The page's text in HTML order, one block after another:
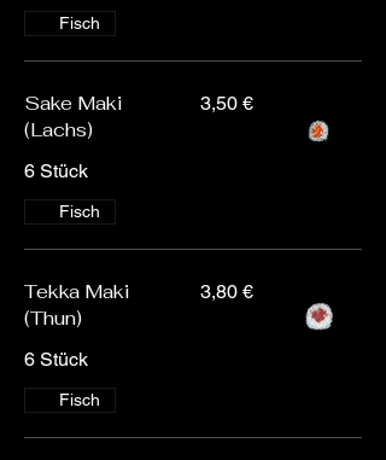
Fisch
Sake Maki
(Lachs)
6 Stück
3,50 €
Fisch
Tekka Maki
(Thun)
6 Stück
3,80 €
Fisch